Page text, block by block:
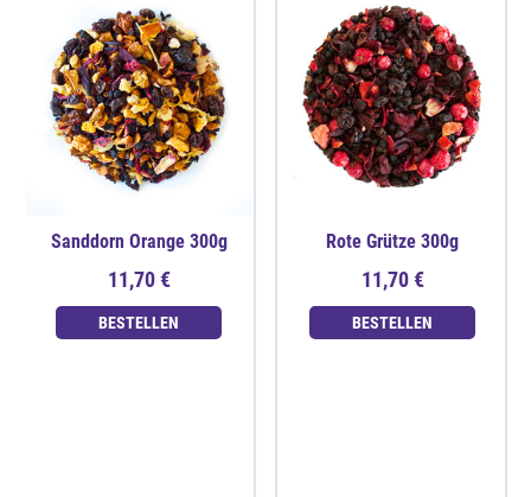
Sanddorn Orange 300g
11,70 €
BESTELLEN
Rote Grütze 300g
11,70 €
BESTELLEN